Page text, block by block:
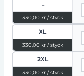
L
330,00 kr / styck
XL
330,00 kr / styck
2XL
330,00 kr / styck